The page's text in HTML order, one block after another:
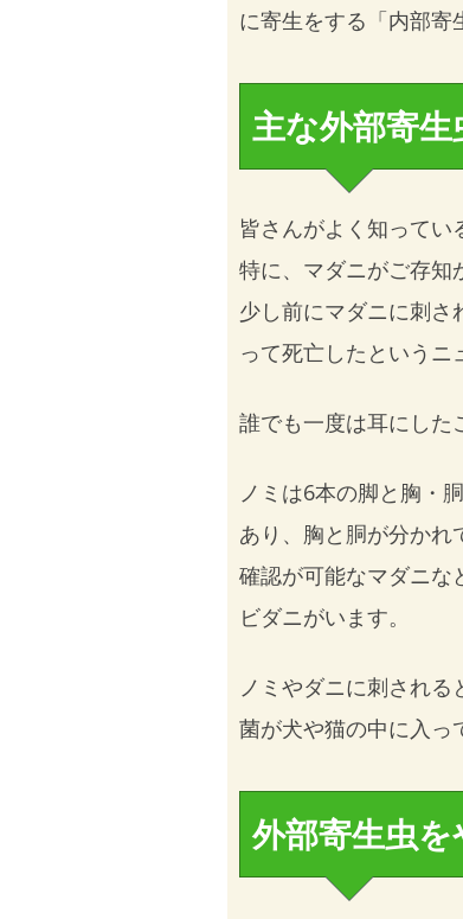
に寄生をする「内部寄
主な外部寄生
皆さんがよく知ってい
特に、マダニがご存知
少し前にマダニに刺さ
って死亡したというニ
誰でも一度は耳にした
ノミは6本の脚と胸・
あり、胸と胴が分か
確認が可能なマダニな
ビダニがいます。
ノミやダニに刺され
菌が犬や猫の中に入っ
外部寄生虫